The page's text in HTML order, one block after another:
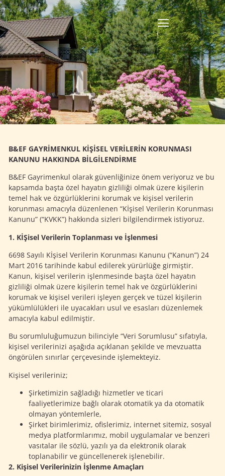
B&EF GAYRİMENKUL KİŞİSEL VERİLERİN KORUNMASI
KANUNU HAKKINDA BİLGİLENDİRME
B&EF Gayrimenkul olarak güvenliğinize önem veriyoruz ve bu
kapsamda başta özel hayatın gizliliği olmak üzere kişilerin
temel hak ve özgürlüklerini korumak ve kişisel verilerin
korunması amacıyla düzenlenen “Kİşisel Verilerin Korunması
Kanunu” (“KVKK”) hakkında sizleri bilgilendirmek istiyoruz.
1. KİŞisel Verilerin Toplanması ve İşlenmesi
6698 Sayılı Kİşisel Verilerin Korunması Kanunu (“Kanun”) 24
Mart 2016 tarihinde kabul edilerek yürürlüğe girmiştir.
Kanun, kişisel verilerin işlenmesinde başta özel hayatın
gizliliği olmak üzere kişilerin temel hak ve özgürlüklerini
korumak ve kişisel verileri işleyen gerçek ve tüzel kişilerin
yükümlülükleri ile uyacakları usul ve esasları düzenlemek
amacıyla kabul edilmiştir.
Bu sorumluluğumuzun bilinciyle “Veri Sorumlusu” sıfatıyla,
kişisel verilerinizi aşağıda açıklanan şekilde ve mevzuatta
öngörülen sınırlar çerçevesinde işlemekteyiz.
Kişisel verileriniz;
Şirketimizin sağladığı hizmetler ve ticari
faaliyetlerimize bağlı olarak otomatik ya da otomatik
olmayan yöntemlerle,
Şirket birimlerimiz, ofislerimiz, internet sitemiz, sosyal
medya platformlarımız, mobil uygulamalar ve benzeri
vasıtalar ile sözlü, yazılı ya da elektronik olarak
toplanabilir ve güncellenerek işlenebilir.
2. Kişisel Verilerinizin İşlenme Amaçları